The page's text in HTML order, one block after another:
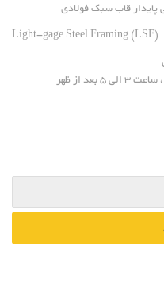
پایدار قاب سبک فولادی
Light-gage Steel Framing (LSF)